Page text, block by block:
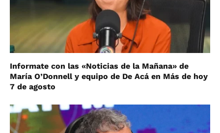
Informate con las «Noticias de la Mañana» de
María O’Donnell y equipo de De Acá en Más de hoy
7 de agosto